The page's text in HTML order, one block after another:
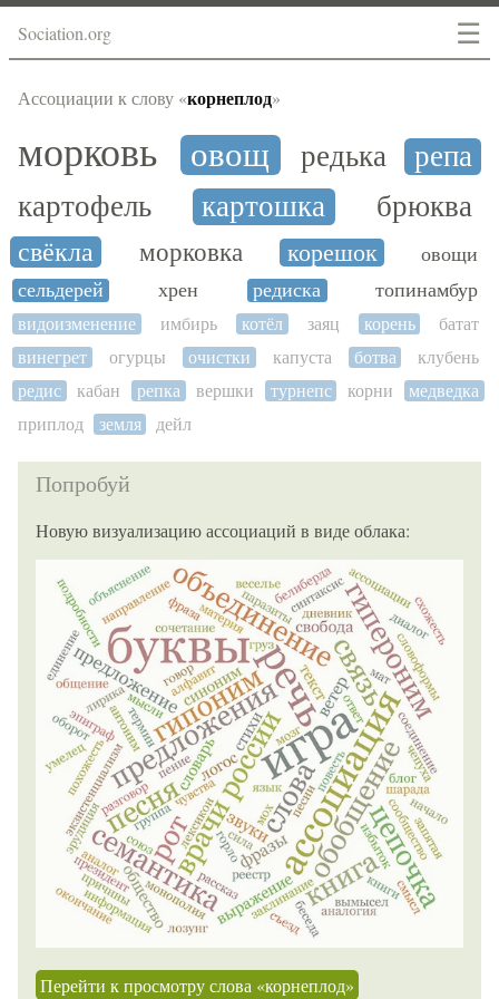
☰
Sociation.org
Ассоциации к слову «корнеплод»
морковь овощ редька
репа
картофель
картошка брюква
свёкла морковка корешок
овощи
сельдерей
хрен редиска топинамбур
видоизменение имбирь котёл заяц корень
батат
винегрет
огурцы очистки капуста ботва
клубень
редис
кабан репка вершки турнепс корни
медведка
приплод
земля дейл
Попробуй
Новую визуализацию ассоциаций в виде облака:
Перейти к просмотру слова «корнеплод»